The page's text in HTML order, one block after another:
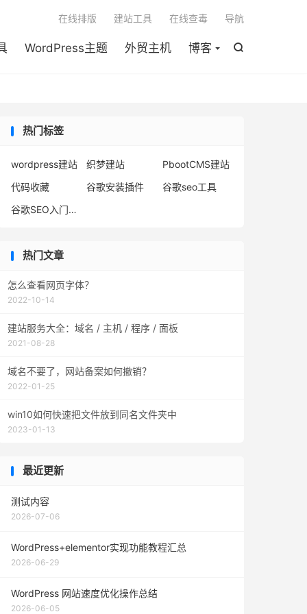

WordPress主题 外贸主机 博客
在线排版 建站工具 在线查毒 导航
热门标签
wordpress建站 织梦建站
PbootCMS建站
代码收藏
谷歌安装插件
谷歌seo工具
谷歌SEO入门到精通
热门文章
怎么查看网页字体？
2022-10-14
建站服务大全：域名 / 主机 / 程序 / 面板
2021-08-28
域名不要了，网站备案如何撤销？
2022-01-25
win10如何快速把文件放到同名文件夹中
2023-01-13
最近更新
测试内容
2026-07-06
WordPress+elementor实现功能教程汇总
2026-06-29
WordPress 网站速度优化操作总结
2026-06-05